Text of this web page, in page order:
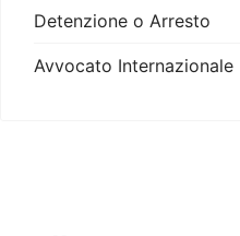
Detenzione o Arresto
Avvocato Internazionale